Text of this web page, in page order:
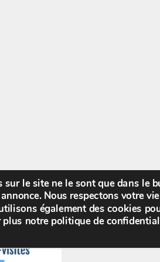
sur le site ne le sont que dans le
Nous respectons votre
également des cookies
plus notre politique de